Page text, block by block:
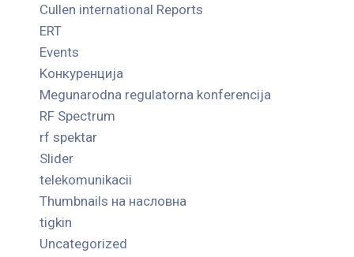
Cullen international Reports
ERT
Events
Kонкуренција
Megunarodna regulatorna konferencija
RF Spectrum
rf spektar
Slider
telekomunikacii
Thumbnails на насловна
tigkin
Uncategorized